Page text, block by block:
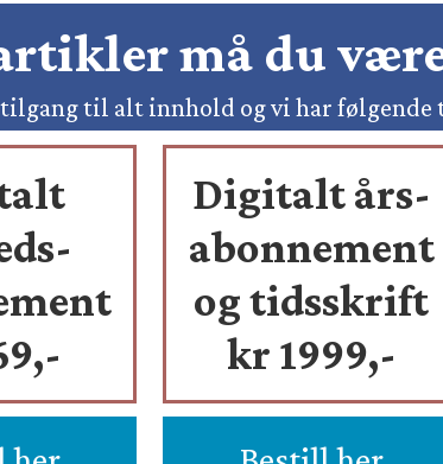
må du
til alt innhold og vi har
Digitalt års-
abonnement
og tidsskrift
kr 1999,-